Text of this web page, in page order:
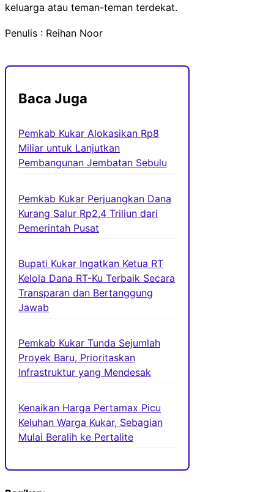
keluarga atau teman-teman terdekat.
Penulis : Reihan Noor
Baca Juga
Pemkab Kukar Alokasikan Rp8
Miliar untuk Lanjutkan
Pembangunan Jembatan Sebulu
Pemkab Kukar Perjuangkan Dana
Kurang Salur Rp2,4 Triliun dari
Pemerintah Pusat
Bupati Kukar Ingatkan Ketua RT
Kelola Dana RT-Ku Terbaik Secara
Transparan dan Bertanggung
Jawab
Pemkab Kukar Tunda Sejumlah
Proyek Baru, Prioritaskan
Infrastruktur yang Mendesak
Kenaikan Harga Pertamax Picu
Keluhan Warga Kukar, Sebagian
Mulai Beralih ke Pertalite